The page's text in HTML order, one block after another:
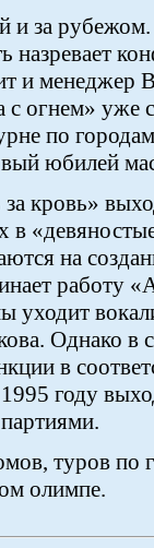
и за
и менеджер
с огнем» уже
по
юбилей
кровь»
на
работу
уходит
Однако
в
году
туров по
олимпе.